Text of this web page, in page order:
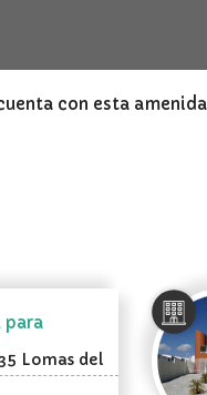
con esta
para
Lomas del